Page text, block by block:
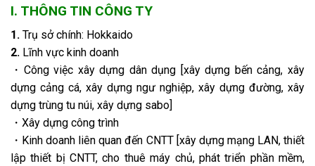
I. THÔNG TIN CÔNG TY
1. Trụ sở chính: Hokkaido
2. Lĩnh vực kinh doanh
・Công việc xây dựng dân dụng [xây dựng bến cảng, xây
dựng cảng cá, xây dựng ngư nghiệp, xây dựng đường, xây
dựng trùng tu núi, xây dựng sabo]
・Xây dựng công trình
・Kinh doanh liên quan đến CNTT [xây dựng mạng LAN, thiết
lập thiết bị CNTT, cho thuê máy chủ, phát triển phần mềm,